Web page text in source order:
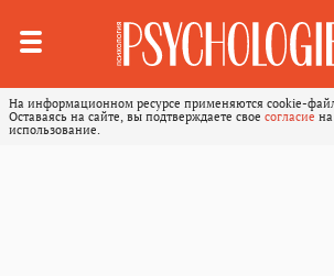
На информационном ресурсе применяются cookie-
Оставаясь на сайте, вы подтверждаете свое согласие
использование.